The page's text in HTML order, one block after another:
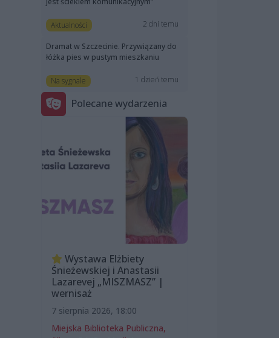
Aktualności 2 dni temu
Dramat w Szczecinie. Przywiązany do
łóżka pies w pustym mieszkaniu
Na sygnale 1 dzień temu
Polecane wydarzenia
Wystawa Elżbiety
Śnieżewskiej i Anastasii
Lazarevej „MISZMASZ” |
wernisaż
7 sierpnia 2026, 18:00
Miejska Biblioteka Publiczna,